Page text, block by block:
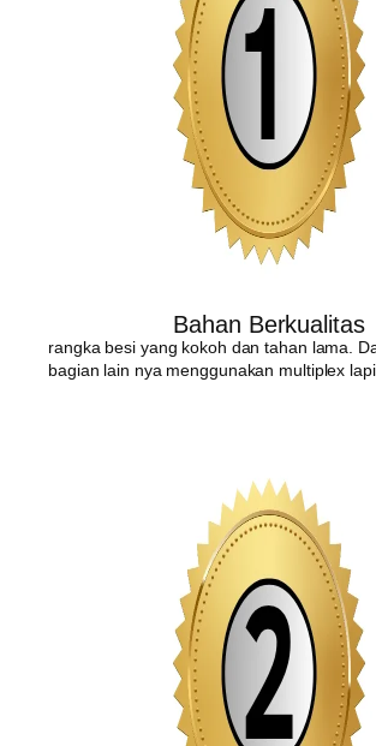
Bahan Berkualitas
rangka besi yang kokoh dan tahan lama.
bagian lain nya menggunakan multiplex